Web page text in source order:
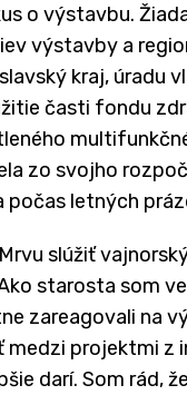
o výstavbu.
výstavby a
kraj, úradu
časti fondu
zo svojho
počas letných
slúžiť
starosta som
zareagovali na
medzi projektmi
darí. Som rád,